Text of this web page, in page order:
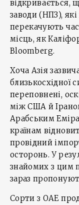
відкривається,
заводи (НПЗ),
перекачують
місць, як
Bloomberg.
Хоча Азія
близькосхідної
переповнені,
між США й
Арабським
країнам
провідний
осторонь. У
знайомих з цим
зараз
Сорти з ОАЕ